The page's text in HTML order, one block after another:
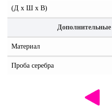
(Д x Ш x В)
Материал
Проба серебра